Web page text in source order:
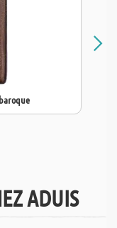
ADUIS